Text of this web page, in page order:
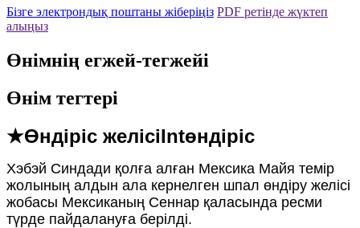
Бізге электрондық поштаны жіберіңіз PDF ретінде жүктеп
алыңыз
Өнімнің егжей-тегжейі
Өнім тегтері
★Өндіріс желісіIntөндіріс
Хэбэй Синдади қолға алған Мексика Майя темір
жолының алдын ала кернелген шпал өндіру желісі
жобасы Мексиканың Сеннар қаласында ресми
түрде пайдалануға берілді.